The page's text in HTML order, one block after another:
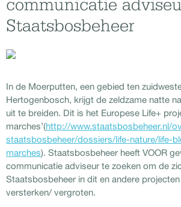
communicatie
Staatsbosbeheer
In de Moerputten, een gebied ten
Hertogenbosch, krijgt de zeldzame natte
uit te breiden. Dit is het Europese Life+
marches’(http://www.staatsbosbeheer.nl/
staatsbosbeheer/dossiers/life-nature/life-
marches). Staatsbosbeheer heeft VOOR
communicatie adviseur te zoeken om de
Staatsbosbeheer in dit en andere
versterken/ vergroten.